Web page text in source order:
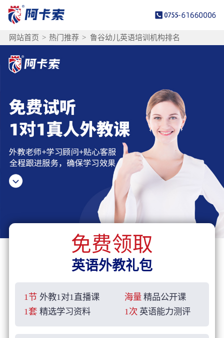
网站首页 > 热门推荐 > 鲁谷幼儿英语培训机构排名
免费领取
英语外教礼包
1节 外教1对1直播课 海量 精品公开课
1套 精选学习资料 1次 英语能力测评